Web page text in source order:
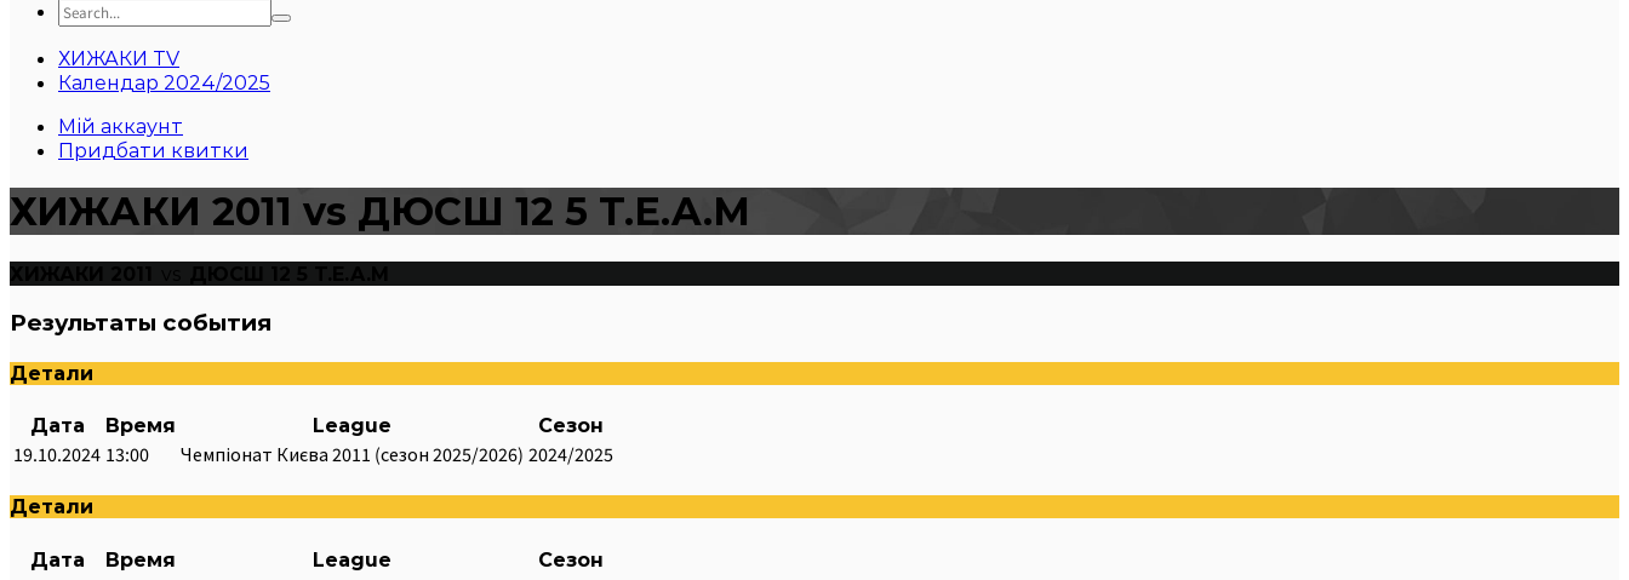
ХИЖАКИ TV
Календар 2024/2025
Мій аккаунт
Придбати квитки
ХИЖАКИ 2011 vs ДЮСШ 12 5 T.E.A.M
Результаты события
Детали
Дата Время League Сезон
19.10.2024 13:00 Чемпіонат Києва 2011 (сезон 2025/2026) 2024/2025
Детали
Дата Время League Сезон